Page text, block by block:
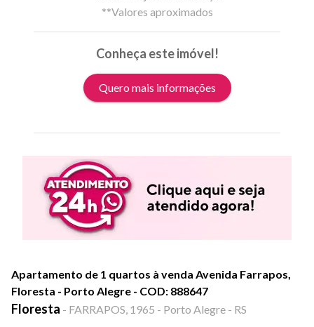
**Valores aproximados
Conheça este imóvel!
Quero mais informações
Apartamento de 1 quartos à venda Avenida Farrapos,
Floresta - Porto Alegre - COD: 888647
Floresta - FARRAPOS, 1965 - Porto Alegre - RS